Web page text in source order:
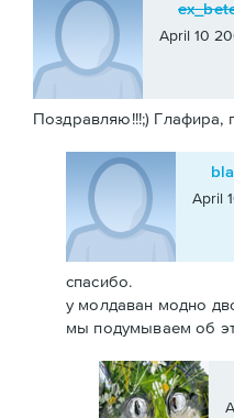
April 10
Поздравляю!!!;) Глафира,
April
спасибо.
у молдаван модно
мы подумываем об